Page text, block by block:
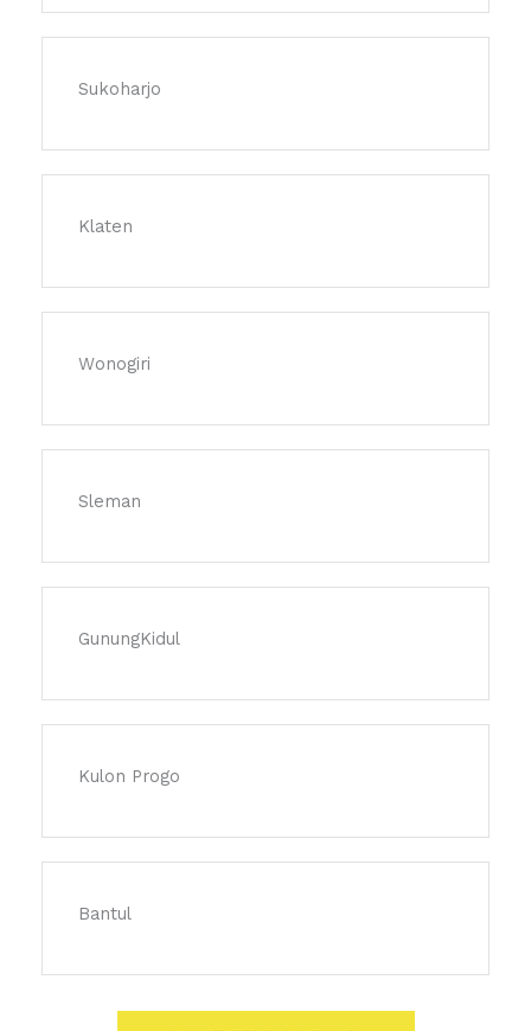
Sukoharjo
Klaten
Wonogiri
Sleman
GunungKidul
Kulon Progo
Bantul